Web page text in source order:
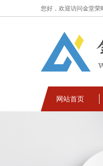
您好，欢迎访问金堂荣
网站首页